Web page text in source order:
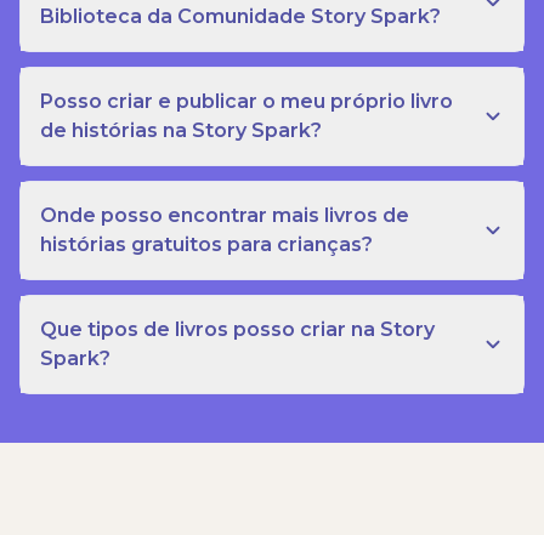
Biblioteca da Comunidade Story Spark?
Posso criar e publicar o meu próprio livro
de histórias na Story Spark?
Onde posso encontrar mais livros de
histórias gratuitos para crianças?
Que tipos de livros posso criar na Story
Spark?